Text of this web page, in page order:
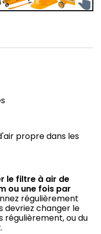
propre dans les
le filtre à air de
ou une fois par
régulièrement
devriez changer le
régulièrement, ou du